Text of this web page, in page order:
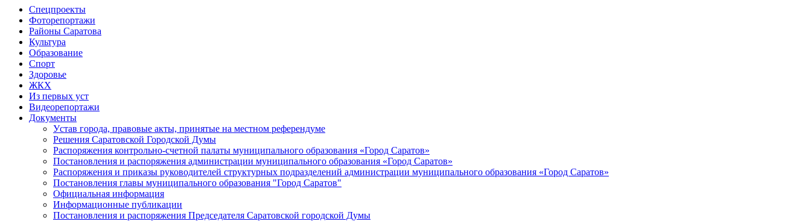
Спецпроекты
Фоторепортажи
Районы Саратова
Культура
Образование
Спорт
Здоровье
ЖКХ
Из пеpвых уст
Видеорепортажи
Документы
Уcтав города, правовые акты, принятые на местном референдуме
Решения Саратовской Городской Думы
Распоряжения контрольно-счетной палаты муниципального образования «Город Саратов»
Постановления и распоряжения администрации муниципального образования «Город Саратов»
Распоряжения и приказы руководителей структурных подразделений администрации муниципального образования «Город Саратов»
Постановления главы муниципального образования "Город Саратов"
Официальная информация
Информационные публикации
Постановления и распоряжения Председателя Саратовской городской Думы